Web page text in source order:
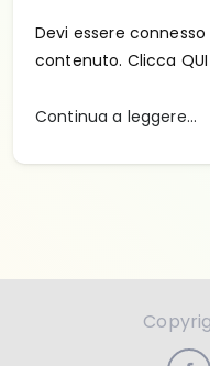
Devi essere
contenuto. Clicca
Continua a leggere...